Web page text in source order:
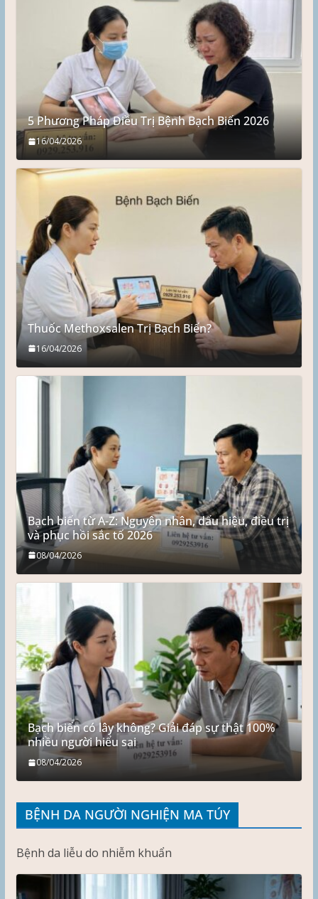
5 Phương Pháp Điều Trị Bệnh Bạch Biến 2026
16/04/2026
Thuốc Methoxsalen Trị Bạch Biến?
16/04/2026
Bạch biến từ A-Z: Nguyên nhân, dấu hiệu, điều trị
và phục hồi sắc tố 2026
08/04/2026
Bạch biến có lây không? Giải đáp sự thật 100%
nhiều người hiểu sai
08/04/2026
BỆNH DA NGƯỜI NGHIỆN MA TÚY
Bệnh da liễu do nhiễm khuẩn